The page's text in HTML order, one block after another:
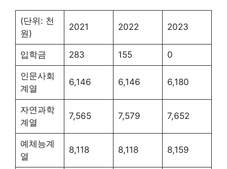
(단위: 천
원)
2021 2022 2023
입학금 283 155 0
인문사회
계열
6,146 6,146 6,180
자연과학
계열
7,565 7,579 7,652
예체능계
열
8,118 8,118 8,159